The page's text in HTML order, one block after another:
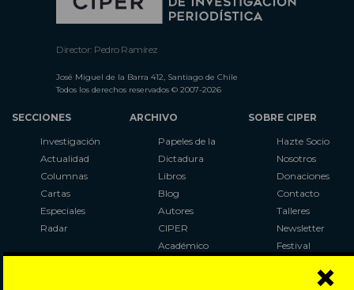
×
Director: Pedro Ramírez
José Miguel de la Barra 412, Santiago de Chile
Todos los derechos reservados © 2007-2026
SECCIONES
Investigación
Actualidad
Columnas
Cartas
Especiales
Radar
ARCHIVO
Papeles de la
Dictadura
Libros
Blog
Autores
CIPER
Académico
SOBRE CIPER
Hazte Socio
Nosotros
Donaciones
Contacto
Talleres
Newsletter
Festival